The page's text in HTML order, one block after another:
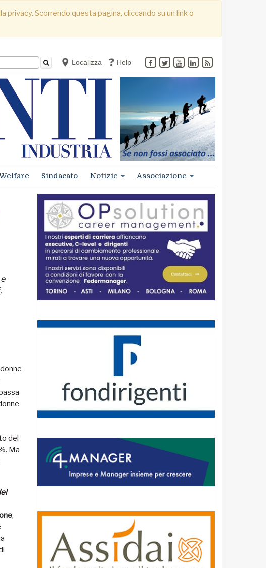
Scorrendo questa pagina, cliccando su un link o
Localizza Help
Sindacato Notizie Associazione
del
Ma
,